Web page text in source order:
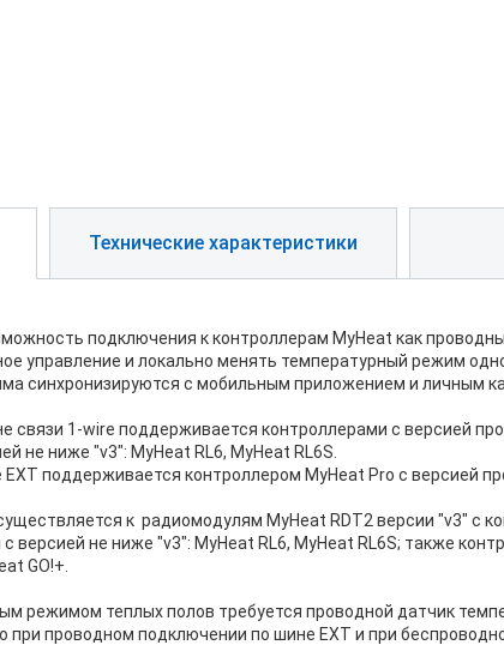
Технические характеристики
подключения к контроллерам MyHeat как
управление и локально менять температурный режим
синхронизируются с мобильным приложением и личным
1-wire поддерживается контроллерами с версией
не ниже "v3": MyHeat RL6, MyHeat RL6S.
поддерживается контроллером MyHeat Pro с версией
к радиомодулям MyHeat RDT2 версии "v3" с
версией не ниже "v3": MyHeat RL6, MyHeat RL6S; также
GO!+.
режимом теплых полов требуется проводной датчик
при проводном подключении по шине EXT и при